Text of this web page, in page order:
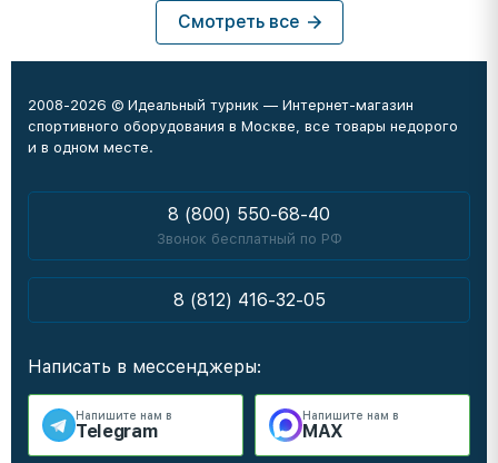
Смотреть все
2008-2026 © Идеальный турник — Интернет-магазин
спортивного оборудования в Москве, все товары недорого
и в одном месте.
8 (800) 550-68-40
Звонок бесплатный по РФ
8 (812) 416-32-05
Написать в мессенджеры:
Напишите нам в
Telegram
Напишите нам в
MAX